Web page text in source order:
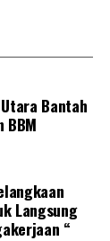
Bantah
BBM
Langsung
“